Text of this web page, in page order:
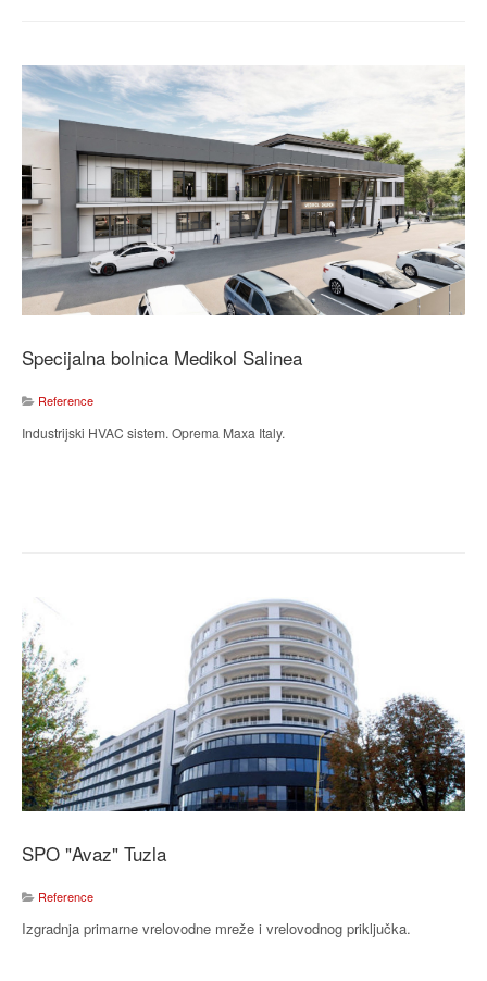
Specijalna bolnica Medikol Salinea
Reference
Industrijski HVAC sistem. Oprema Maxa Italy.
SPO "Avaz" Tuzla
Reference
Izgradnja primarne vrelovodne mreže i vrelovodnog priključka.